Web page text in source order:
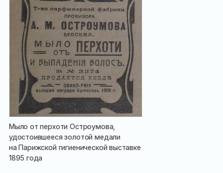
Мыло от перхоти Остроумова,
удостоившееся золотой медали
на Парижской гигиенической выставке
1895 года